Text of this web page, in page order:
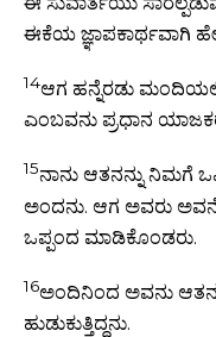
ಈಕೆಯ ಜ್ಞಾಪಕಾರ್ಥವಾಗಿ
14ಆಗ ಹನ್ನೆರಡು
ಎಂಬವನು ಪ್ರಧಾನ
15ನಾನು ಆತನನ್ನು ನಿಮಗೆ
ಅಂದನು. ಆಗ ಅವರು
ಒಪ್ಪಂದ ಮಾಡಿಕೊಂಡರು.
16ಅಂದಿನಿಂದ ಅವನು
ಹುಡುಕುತ್ತಿದ್ದನು.